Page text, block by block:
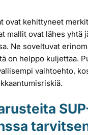
ovat kehittyneet
mallit ovat lähes yhtä
Ne soveltuvat
on helppo kuljettaa.
vaihtoehto,